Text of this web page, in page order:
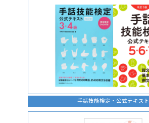
手話技能検定・公式テキスト